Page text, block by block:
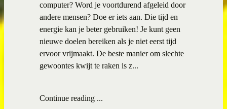
computer? Word je voortdurend afgeleid door
andere mensen? Doe er iets aan. Die tijd en
energie kan je beter gebruiken! Je kunt geen
nieuwe doelen bereiken als je niet eerst tijd
ervoor vrijmaakt. De beste manier om slechte
gewoontes kwijt te raken is z...
Continue reading ...